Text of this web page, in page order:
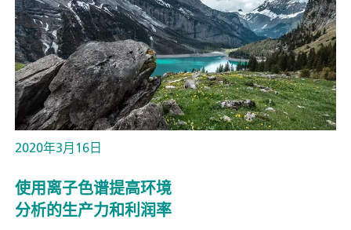
2020年3月16日
使用离子色谱提高环境
分析的生产力和利润率